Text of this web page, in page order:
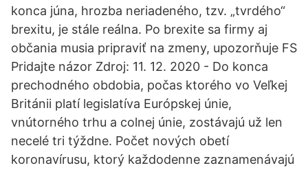
konca júna, hrozba neriadeného, tzv. „tvrdého“
brexitu, je stále reálna. Po brexite sa firmy aj
občania musia pripraviť na zmeny, upozorňuje FS
Pridajte názor Zdroj: 11. 12. 2020 - Do konca
prechodného obdobia, počas ktorého vo Veľkej
Británii platí legislatíva Európskej únie,
vnútorného trhu a colnej únie, zostávajú už len
necelé tri týždne. Počet nových obetí
koronavírusu, ktorý každodenne zaznamenávajú